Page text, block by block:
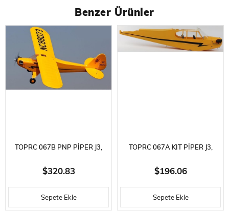
Benzer Ürünler
TOPRC 067B PNP PIPER J3,
SARI, BRUSHLESS 700KV
MOTORLU, ESC, IŞIK SISTEMI,
FLAPLI, SERVOLU, KUMANDA
$320.83
Sepete Ekle
TOPRC 067A KIT PIPER J3,
SARI, MODEL UÇAK BOŞ
GÖVDESI
$196.06
Sepete Ekle